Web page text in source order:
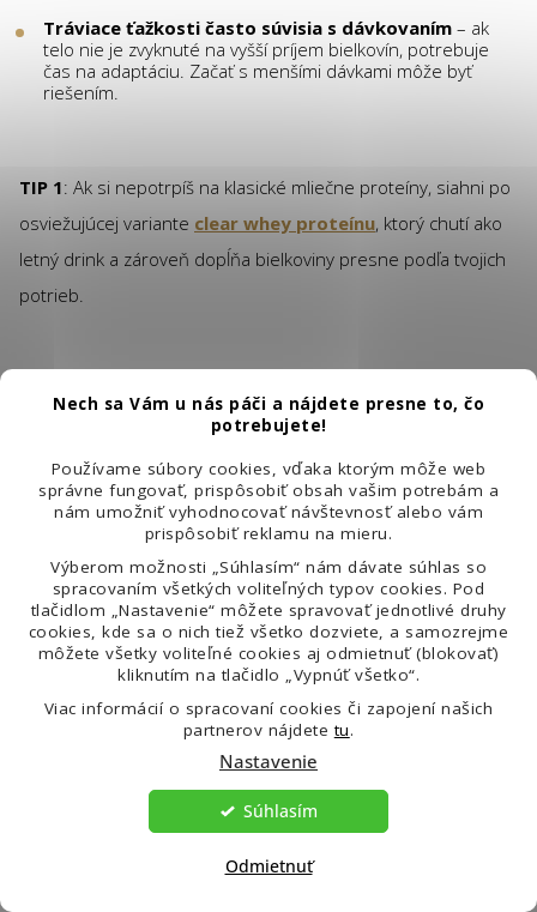
Nech sa Vám u nás páči a nájdete presne to, čo
potrebujete!
Používame súbory cookies, vďaka ktorým môže web
správne fungovať, prispôsobiť obsah vašim potrebám a
nám umožniť vyhodnocovať návštevnosť alebo vám
prispôsobiť reklamu na mieru.
Výberom možnosti „Súhlasím“ nám dávate súhlas so
spracovaním všetkých voliteľných typov cookies. Pod
tlačidlom „Nastavenie“ môžete spravovať jednotlivé druhy
cookies, kde sa o nich tiež všetko dozviete, a samozrejme
môžete všetky voliteľné cookies aj odmietnuť (blokovať)
kliknutím na tlačidlo „Vypnúť všetko“.
Viac informácií o spracovaní cookies či zapojení našich
partnerov nájdetetu.
Nastavenie
Odmietnuť
Súhlasím
Tráviace ťažkosti často súvisia s dávkovaním – ak
telo nie je zvyknuté na vyšší príjem bielkovín, potrebuje
čas na adaptáciu. Začať s menšími dávkami môže byť
riešením.
TIP 1: Ak si nepotrpíš na klasické mliečne proteíny, siahni po
osviežujúcej variante clear whey proteínu, ktorý chutí ako
letný drink a zároveň dopĺňa bielkoviny presne podľa tvojich
potrieb.
Vyvraciame tento mýtus,
pretože …
Správne zvolený a kvalitný proteín trávenie nezaťažuje –
naopak môže byť dobre znášaný aj u citlivejších žien, ak
rešpektuješ svoje telo a správne ho kombinuješ aj so
zvyškom jedálnička.
: Ak máš s trávením dlhodobé ťažkosti, podpor svoj
príchutiach), ktoré nielen výborne chutia, ale doprajú ti
dokonalý pocit pokojného, plochého a hlavne zdravého